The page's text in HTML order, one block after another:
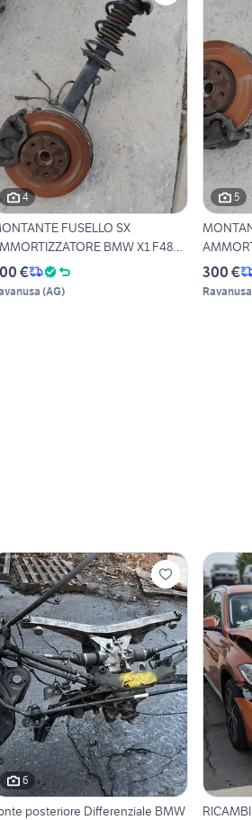
4
FUSELLO SX
BMW X1 F48
€
(AG)
5
XDRI
300 €
Ravanusa
6
posteriore Differenziale BMW